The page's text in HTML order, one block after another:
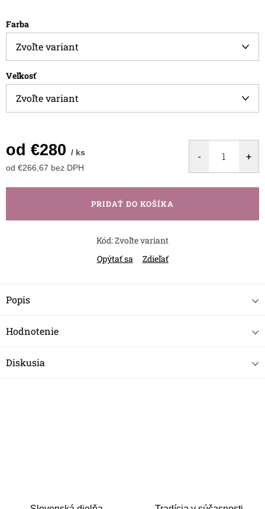
Farba
Veľkosť
od €280 / ks
od €266,67 bez DPH
cena:
PRIDAŤ DO KOŠÍKA
Kód:Zvoľte variant
Opýtať sa
Zdieľať
Popis
Hodnotenie
Diskusia